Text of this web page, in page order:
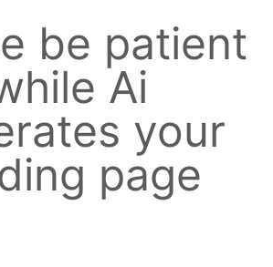
be patient
Ai
your
page